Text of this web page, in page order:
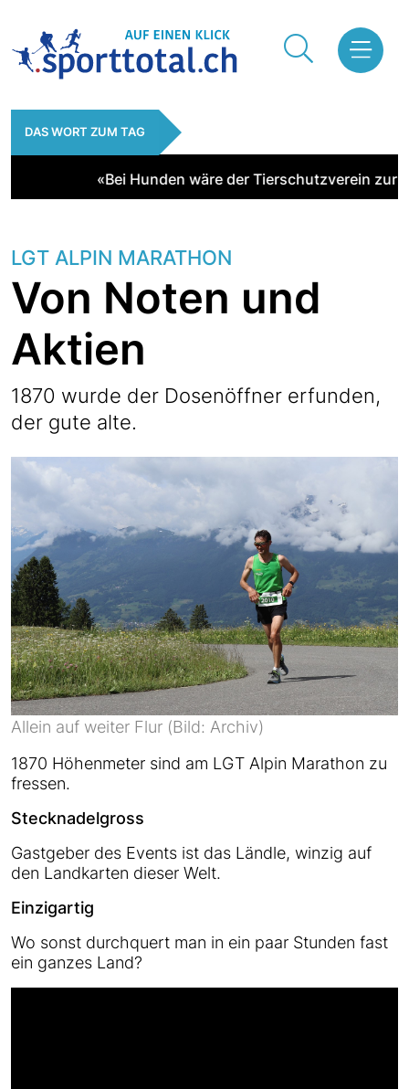
DAS WORT ZUM TAG
«Bei Hunden wäre der Tierschutzverein zur
LGT ALPIN MARATHON
Von Noten und
Aktien
1870 wurde der Dosenöffner erfunden,
der gute alte.
Allein auf weiter Flur (Bild: Archiv)
1870 Höhenmeter sind am LGT Alpin Marathon zu
fressen.
Stecknadelgross
Gastgeber des Events ist das Ländle, winzig auf
den Landkarten dieser Welt.
Einzigartig
Wo sonst durchquert man in ein paar Stunden fast
ein ganzes Land?